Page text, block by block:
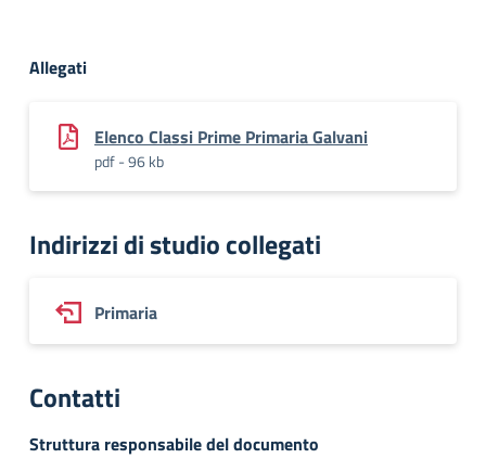
Allegati
Elenco Classi Prime Primaria Galvani
pdf - 96 kb
Indirizzi di studio collegati
Primaria
Contatti
Struttura responsabile del documento